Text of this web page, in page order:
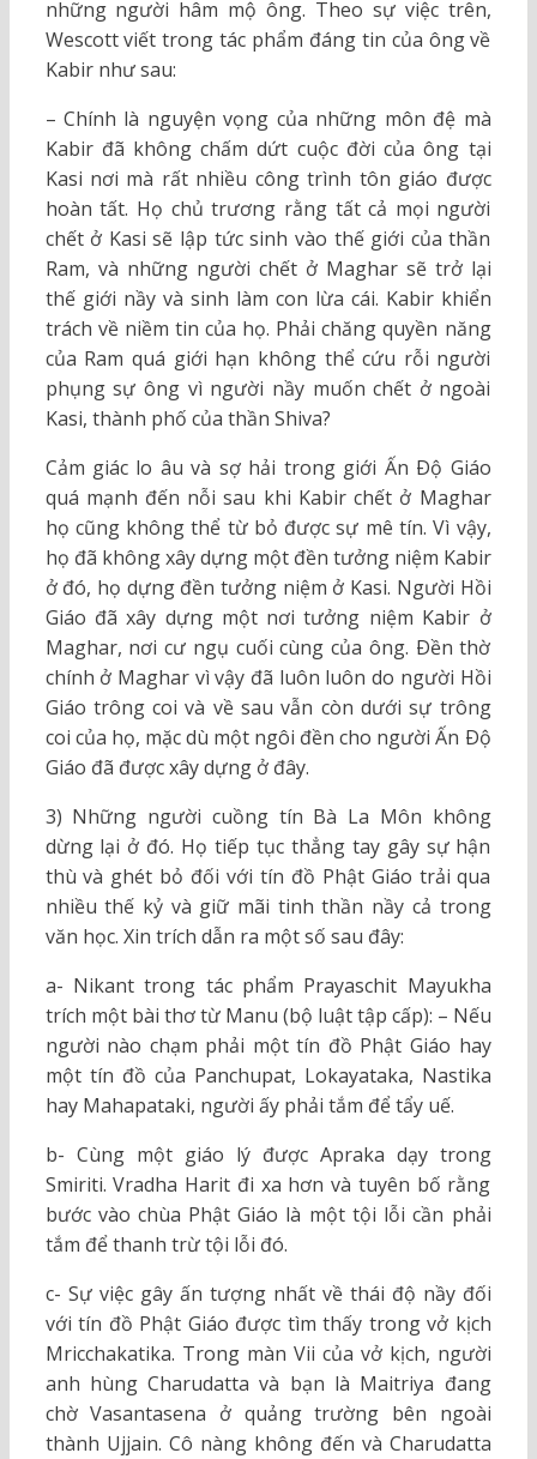
những người hâm mộ ông. Theo sự việc trên,
Wescott viết trong tác phẩm đáng tin của ông về
Kabir như sau:
– Chính là nguyện vọng của những môn đệ mà
Kabir đã không chấm dứt cuộc đời của ông tại
Kasi nơi mà rất nhiều công trình tôn giáo được
hoàn tất. Họ chủ trương rằng tất cả mọi người
chết ở Kasi sẽ lập tức sinh vào thế giới của thần
Ram, và những người chết ở Maghar sẽ trở lại
thế giới nầy và sinh làm con lừa cái. Kabir khiển
trách về niềm tin của họ. Phải chăng quyền năng
của Ram quá giới hạn không thể cứu rỗi người
phụng sự ông vì người nầy muốn chết ở ngoài
Kasi, thành phố của thần Shiva?
Cảm giác lo âu và sợ hải trong giới Ấn Ðộ Giáo
quá mạnh đến nỗi sau khi Kabir chết ở Maghar
họ cũng không thể từ bỏ được sự mê tín. Vì vậy,
họ đã không xây dựng một đền tưởng niệm Kabir
ở đó, họ dựng đền tưởng niệm ở Kasi. Người Hồi
Giáo đã xây dựng một nơi tưởng niệm Kabir ở
Maghar, nơi cư ngụ cuối cùng của ông. Ðền thờ
chính ở Maghar vì vậy đã luôn luôn do người Hồi
Giáo trông coi và về sau vẫn còn dưới sự trông
coi của họ, mặc dù một ngôi đền cho người Ấn Ðộ
Giáo đã được xây dựng ở đây.
3) Những người cuồng tín Bà La Môn không
dừng lại ở đó. Họ tiếp tục thẳng tay gây sự hận
thù và ghét bỏ đối với tín đồ Phật Giáo trải qua
nhiều thế kỷ và giữ mãi tinh thần nầy cả trong
văn học. Xin trích dẫn ra một số sau đây:
a- Nikant trong tác phẩm Prayaschit Mayukha
trích một bài thơ từ Manu (bộ luật tập cấp): – Nếu
người nào chạm phải một tín đồ Phật Giáo hay
một tín đồ của Panchupat, Lokayataka, Nastika
hay Mahapataki, người ấy phải tắm để tẩy uế.
b- Cùng một giáo lý được Apraka dạy trong
Smiriti. Vradha Harit đi xa hơn và tuyên bố rằng
bước vào chùa Phật Giáo là một tội lỗi cần phải
tắm để thanh trừ tội lỗi đó.
c- Sự việc gây ấn tượng nhất về thái độ nầy đối
với tín đồ Phật Giáo được tìm thấy trong vở kịch
Mricchakatika. Trong màn Vii của vở kịch, người
anh hùng Charudatta và bạn là Maitriya đang
chờ Vasantasena ở quảng trường bên ngoài
thành Ujjain. Cô nàng không đến và Charudatta